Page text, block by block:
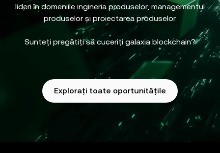
lideri în domeniile ingineria produselor, managementul
produselor și proiectarea produselor.
Sunteți pregătiți să cuceriți galaxia blockchain?
Explorați toate oportunitățile